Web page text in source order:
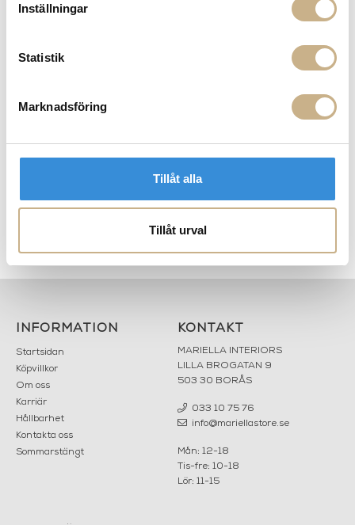
Inställningar
Statistik
Marknadsföring
Tillåt alla
Tillåt urval
PRODUKTVARIANTER
Doftljus - Basil & Mandarin
INFORMATION
Startsidan
Köpvillkor
Om oss
Karriär
Hållbarhet
Kontakta oss
Sommarstängt
KONTAKT
MARIELLA INTERIORS
LILLA BROGATAN 9
503 30 BORÅS
033 10 75 76
info@mariellastore.se
Mån: 12-18
Tis-fre: 10-18
Lör: 11-15